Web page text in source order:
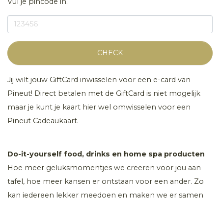
CHECK
Jij wilt jouw GiftCard inwisselen voor een e-card van
Pineut! Direct betalen met de GiftCard is niet mogelijk
maar je kunt je kaart hier wel omwisselen voor een
Pineut Cadeaukaart.
Do-it-yourself food, drinks en home spa producten
Hoe meer geluksmomentjes we creëren voor jou aan
tafel, hoe meer kansen er ontstaan voor een ander. Zo
kan iedereen lekker meedoen en maken we er samen